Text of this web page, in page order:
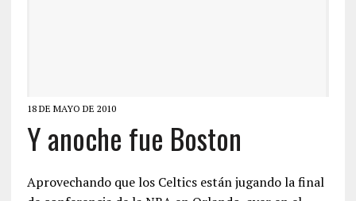
18 DE MAYO DE 2010
Y anoche fue Boston
Aprovechando que los Celtics están jugando la final